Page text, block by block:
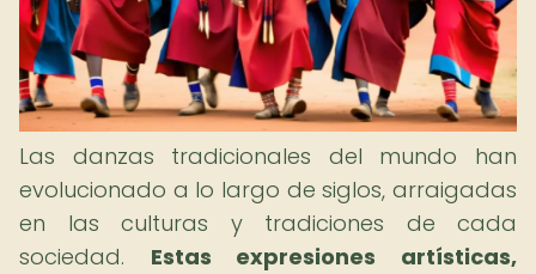
Las danzas tradicionales del mundo han
evolucionado a lo largo de siglos, arraigadas
en las culturas y tradiciones de cada
sociedad. Estas expresiones artísticas,